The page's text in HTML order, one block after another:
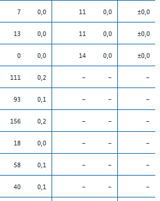
7 0,0 11 0,0 ±0,0
13 0,0 11 0,0 ±0,0
0 0,0 14 0,0 ±0,0
111 0,2 – – –
93 0,1 – – –
156 0,2 – – –
18 0,0 – – –
58 0,1 – – –
40 0,1 – – –